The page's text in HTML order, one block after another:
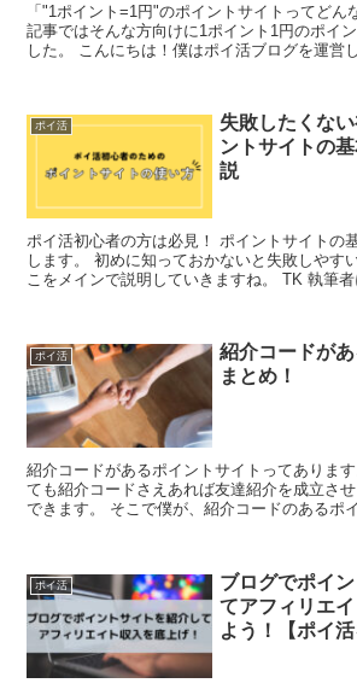
「"1ポイント=1円"のポイントサイトってどんな
記事ではそんな方向けに1ポイント1円のポイ
した。 こんにちは！僕はポイ活ブログを運営しています。 執筆者に
ポイ活
失敗したくな
ントサイトの
説
ポイ活初心者の方は必見！ ポイントサイトの基本的な使い方を解説
します。 初めに知っておかないと失敗しやすいことがあるので、そ
こをメインで説明していきますね。 TK 執筆者について：・2019年
ポイ活
紹介コードが
まとめ！
紹介コードがあるポイントサイトってありま
ても紹介コードさえあれば友達紹介を成立さ
できます。 そこで僕が、紹介コードのあるポイントサイトを探して
ポイ活
ブログでポイ
てアフィリエ
よう！【ポイ活